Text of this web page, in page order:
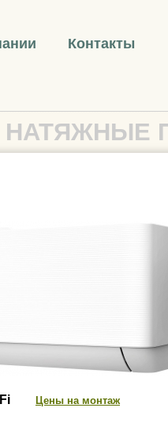
Контакты
НАТЯЖНЫЕ
Цены на монтаж